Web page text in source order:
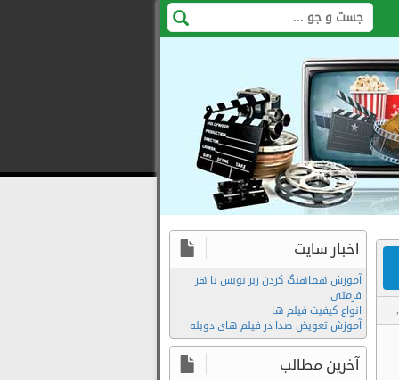
اخبار سایت
آموزش هماهنگ کردن زیر نویس با هر
فرمتی
انواع کیفیت فیلم ها
آموزش تعویض صدا در فیلم های دوبله
آخرین مطالب